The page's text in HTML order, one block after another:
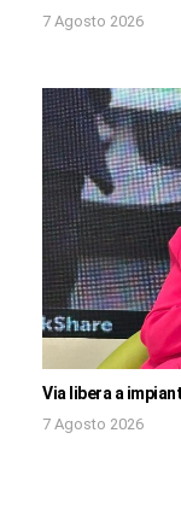
7 Agosto 2026
Via libera a
7 Agosto 2026